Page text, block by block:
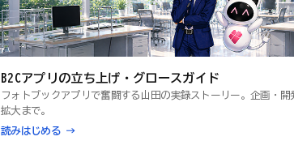
B2Cアプリの立ち上げ・グロースガイド
フォトブックアプリで奮闘する山田の実録ストーリー。企画・開
拡大まで。
読みはじめる →